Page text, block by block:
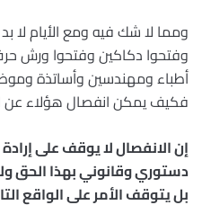
ومما لا شك فيه ومع الأيام لا
وفتحوا دكاكين وفتحوا ورش
أطباء ومهندسين وأساتذة
فكيف يمكن انفصال هؤلاء عن
إن الانفصال لا يوقف على
دستوري وقانوني بهذا الحق
بل يتوقف الأمر على الواقع